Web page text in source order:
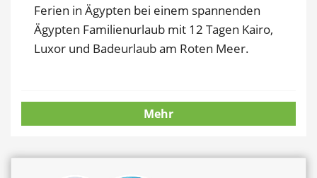
Ferien in Ägypten bei einem spannenden
Ägypten Familienurlaub mit 12 Tagen Kairo,
Luxor und Badeurlaub am Roten Meer.
Mehr